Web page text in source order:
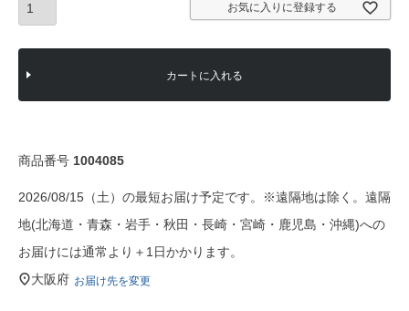
お気に入りに登録する
カートに入れる
商品番号 1004085
2026/08/15（土）の最短お届け予定です。※遠隔地は除く。遠隔
地(北海道・青森・岩手・秋田・長崎・宮崎・鹿児島・沖縄)への
お届けには通常より＋1日かかります。
大阪府 お届け先を変更